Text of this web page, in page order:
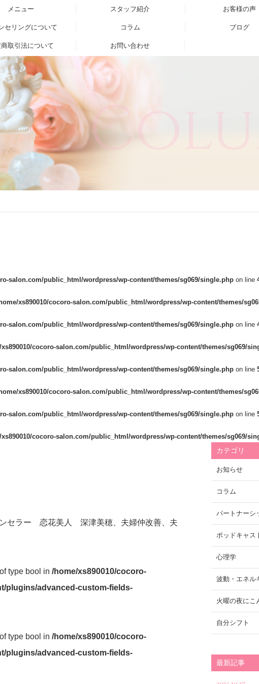
メニュー スタッフ紹介 お客様の声
セリングについて コラム ブログ
取引法について お問い合わせ
salon.com/public_html/wordpress/wp-content/themes/sg069/single.php on line
xs890010/cocoro-salon.com/public_html/wordpress/wp-content/themes/
salon.com/public_html/wordpress/wp-content/themes/sg069/single.php on line
cocoro-salon.com/public_html/wordpress/wp-content/themes/sg069/
salon.com/public_html/wordpress/wp-content/themes/sg069/single.php on line
xs890010/cocoro-salon.com/public_html/wordpress/wp-content/themes/
salon.com/public_html/wordpress/wp-content/themes/sg069/single.php on line
cocoro-salon.com/public_html/wordpress/wp-content/themes/sg069/
セラー 恋花美人 深津美穂、夫婦仲改善、夫
type bool in /home/xs890010/cocoro-
plugins/advanced-custom-fields-
type bool in /home/xs890010/cocoro-
plugins/advanced-custom-fields-
カテゴリ
お知らせ
コラム
パートナーシ
ポッドキャス
心理学
波動・エネル
火曜の夜にこ
自分シフト
最新記事